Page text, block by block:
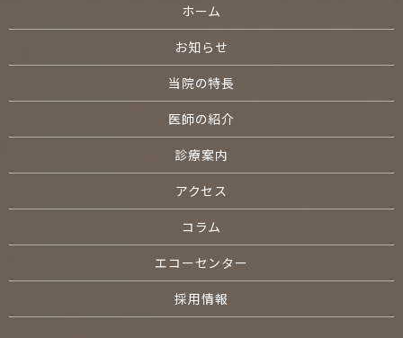
ホーム
お知らせ
当院の特長
医師の紹介
診療案内
アクセス
コラム
エコーセンター
採用情報